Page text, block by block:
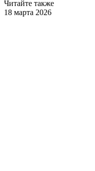
Читайте также
18 марта 2026